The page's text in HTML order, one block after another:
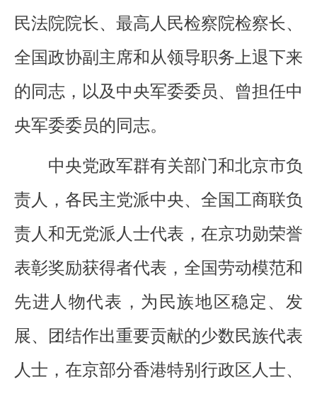
民法院院长、最高人民检察院检察长、
全国政协副主席和从领导职务上退下来
的同志，以及中央军委委员、曾担任中
央军委委员的同志。
中央党政军群有关部门和北京市负
责人，各民主党派中央、全国工商联负
责人和无党派人士代表，在京功勋荣誉
表彰奖励获得者代表，全国劳动模范和
先进人物代表，为民族地区稳定、发
展、团结作出重要贡献的少数民族代表
人士，在京部分香港特别行政区人士、